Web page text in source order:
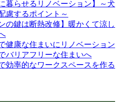
暮らせるリノベーション】～犬
慮するポイント～
の鍵は断熱改修】暖かくて涼し
健康な住まいにリノベーション
バリアフリーな住まいへ
効率的なワークスペースを作る